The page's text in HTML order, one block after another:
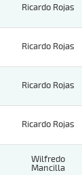
Ricardo Rojas
Ricardo Rojas
Ricardo Rojas
Ricardo Rojas
Wilfredo
Mancilla